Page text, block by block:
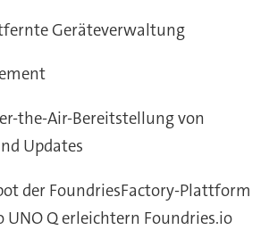
Geräteverwaltung
the-Air-Bereitstellung von
Updates
der FoundriesFactory-Plattform
Q erleichtern Foundries.io